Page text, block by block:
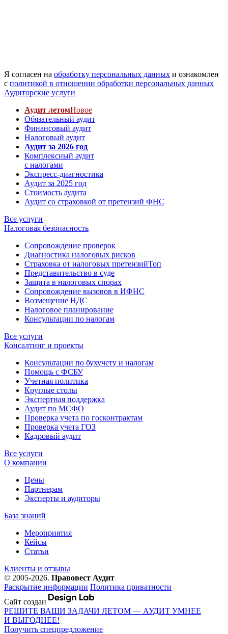
Я согласен на обработку персональных данных и ознакомлен
с политикой в отношении обработки персональных данных
Аудиторские услуги
Аудит летомНовое
Обязательный аудит
Финансовый аудит
Налоговый аудит
Аудит за 2026 год
Комплексный аудит
с налогами
Экспресс-диагностика
Аудит за 2025 год
Стоимость аудита
Аудит со страховкой от претензий ФНС
Все услуги
Налоговая безопасность
Сопровождение проверок
Диагностика налоговых рисков
Страховка от налоговых претензийТоп
Представительство в суде
Защита в налоговых спорах
Сопровождение вызовов в ИФНС
Возмещение НДС
Налоговое планирование
Консультации по налогам
Все услуги
Консалтинг и проекты
Консультации по бухучету и налогам
Помощь с ФСБУ
Учетная политика
Круглые столы
Экспертная поддержка
Аудит по МСФО
Проверка учета по госконтрактам
Проверка учета ГОЗ
Кадровый аудит
Все услуги
О компании
Цены
Партнерам
Эксперты и аудиторы
База знаний
Мероприятия
Кейсы
Статьи
Клиенты и отзывы
© 2005-2026. Правовест Аудит
Раскрытие информации Политика приватности
Сайт создан
РЕШИТЕ ВАШИ ЗАДАЧИ ЛЕТОМ — АУДИТ УМНЕЕ
И ВЫГОДНЕЕ!
Получить спецпредложение